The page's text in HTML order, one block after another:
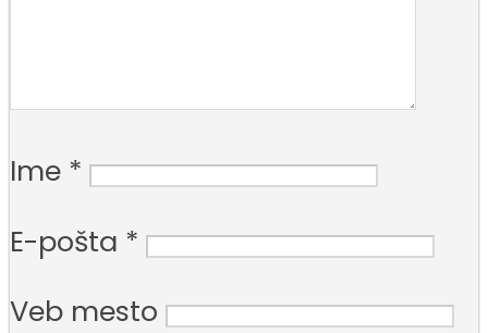
Ime *
E-pošta *
Veb mesto